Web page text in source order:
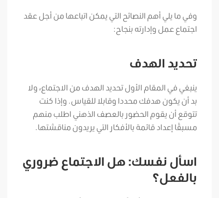
وفي ما يلي أهم النصائح التي يمكن اتباعها من أجل عقد
اجتماع عمل وإدارته بنجاح:
تحديد الهدف
ينبغي في المقام الأول تحديد الهدف من الاجتماع، ولا
بد أن يكون هدفك محددا وقابلا للقياس. وإذا كنت
تتوقع أن يقوم الحضور بالعصف الذهني اطلب منهم
مسبقًا إعداد قائمة بالأفكار التي يريدون مناقشتها.
اسأل نفسك: هل الاجتماع ضروري
بالفعل؟